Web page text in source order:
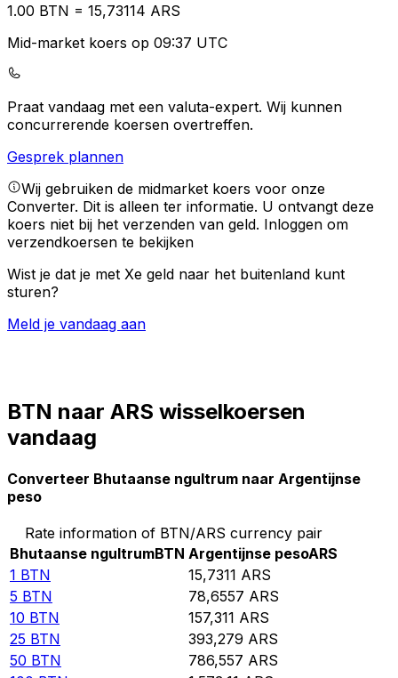
1.00 BTN = 15,73114 ARS
Mid-market koers op 09:37 UTC
Praat vandaag met een valuta-expert. Wij kunnen
concurrerende koersen overtreffen.
Gesprek plannen
Wij gebruiken de midmarket koers voor onze
Converter. Dit is alleen ter informatie. U ontvangt deze
koers niet bij het verzenden van geld. Inloggen om
verzendkoersen te bekijken
Wist je dat je met Xe geld naar het buitenland kunt
sturen?
Meld je vandaag aan
BTN naar ARS wisselkoersen
vandaag
Converteer Bhutaanse ngultrum naar Argentijnse
peso
Rate information of BTN/ARS currency pair
Bhutaanse ngultrumBTN Argentijnse pesoARS
1 BTN 15,7311 ARS
5 BTN 78,6557 ARS
10 BTN 157,311 ARS
25 BTN 393,279 ARS
50 BTN 786,557 ARS